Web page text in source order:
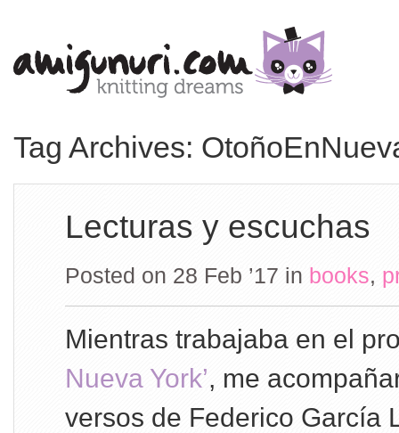
Tag Archives:
Lecturas y escuchas
Posted on 28 Feb ’17 in books,
Mientras trabajaba en el
Nueva York’, me
versos de Federico García